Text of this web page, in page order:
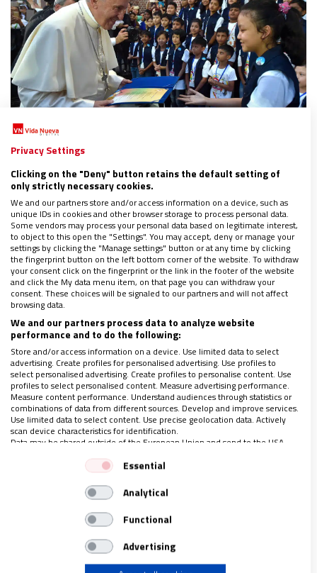
El papel de la Iglesia en la Educación
En ese contexto, la educación en general, y todas las
muchas instancias de la Iglesia Católica que
trabajan para este objetivo, son medios
imprescindibles para reconstruir el tejido social y
proclamar el camino a otro mundo posible.
Uno donde haya cabida para las distintas miradas e
identidades, donde la diversidad sea expresión viva
del rostro pluri-forme de Dios mismo, y como
mecanismo de contraposición frente los múltiples
proyectos de muerte cotidiana que pesan sobre
tantos hermanas y hermanos de nuestro tiempo.
Hans Küng,invaluable teólogo del Vaticano
II y que hace pocos días volvía a la casa del Padre
luego de un camino de relaciones complejas con su
Iglesia, en su icónica obra “Ser cristiano” de 1974
Siguiendo a Cristo Jesús
mundo actual vivir, actuar, sufrir y morir realmente
Privacy Settings
Clicking on the "Deny" button retains the default setting of
only strictly necessary cookies.
We and our partners store and/or access information on a device, such as
unique IDs in cookies and other browser storage to process personal data.
Some vendors may process your personal data based on legitimate interest,
to object to this open the "Settings". You may accept, deny or manage your
settings by clicking the "Manage settings" button or at any time by clicking
the fingerprint button on the left bottom corner of the website. To withdraw
your consent click on the fingerprint or the link in the footer of the website
and click the My data menu item, on that page you can withdraw your
consent. These choices will be signaled to our partners and will not affect
browsing data.
We and our partners process data to analyze website
performance and to do the following:
Store and/or access information on a device. Use limited data to select
advertising. Create profiles for personalised advertising. Use profiles to
select personalised advertising. Create profiles to personalise content. Use
profiles to select personalised content. Measure advertising performance.
Measure content performance. Understand audiences through statistics or
combinations of data from different sources. Develop and improve services.
Use limited data to select content. Use precise geolocation data. Actively
scan device characteristics for identification.
Data may be shared outside of the European Union and send to the USA.
Your consent and the cookie policy applies solely to this website/app.
View Partner List (1 IAB Vendors)
We use your data for the following purposes:
IAB processing purposes:
Essential
Analytical
Functional
Advertising